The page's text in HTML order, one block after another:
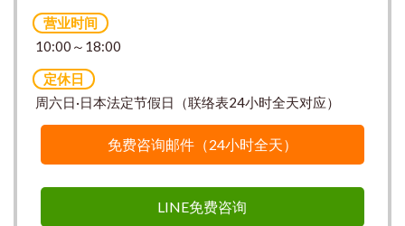
营业时间
10:00～18:00
定休日
周六日·日本法定节假日（联络表24小时全天对应）
免费咨询邮件（24小时全天）
LINE免费咨询